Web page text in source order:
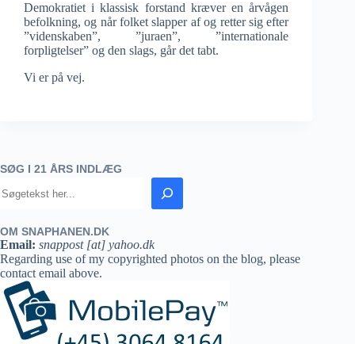
Demokratiet i klassisk forstand kræver en årvågen
befolkning, og når folket slapper af og retter sig efter
”videnskaben”, ”juraen”, ”internationale
forpligtelser” og den slags, går det tabt.
Vi er på vej.
SØG I 21 ÅRS INDLÆG
OM SNAPHANEN.DK
Email: snappost [at] yahoo.dk
Regarding use of my copyrighted photos on the blog, please
contact email above.